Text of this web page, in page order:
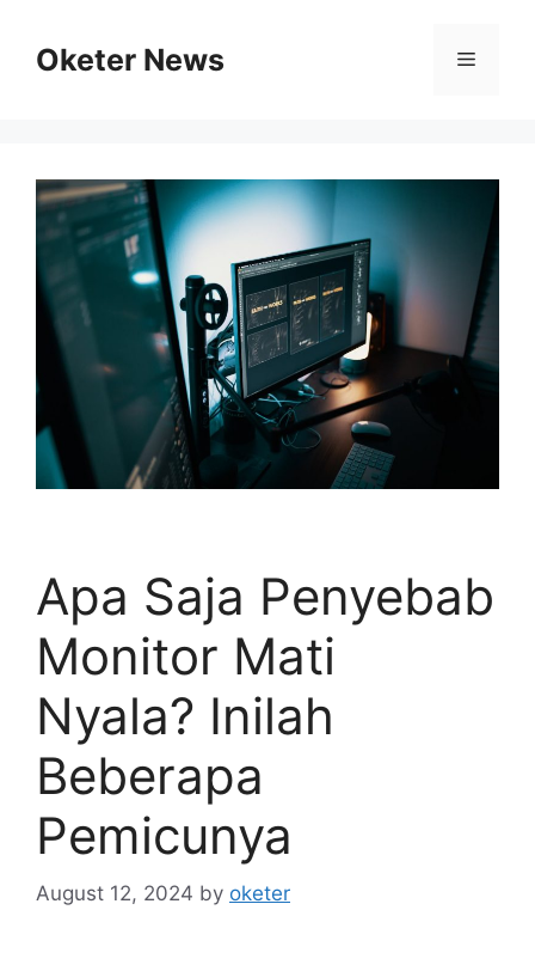
contentOketer News Menu
Apa Saja Penyebab
Monitor Mati
Nyala? Inilah
Beberapa
Pemicunya
August 12, 2024 by oketer